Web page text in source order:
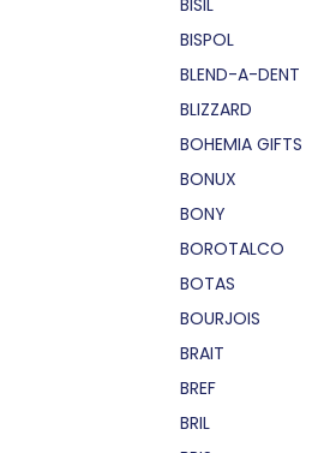
BISIL
BISPOL
BLEND-A-DENT
BLIZZARD
BOHEMIA GIFTS
BONUX
BONY
BOROTALCO
BOTAS
BOURJOIS
BRAIT
BREF
BRIL